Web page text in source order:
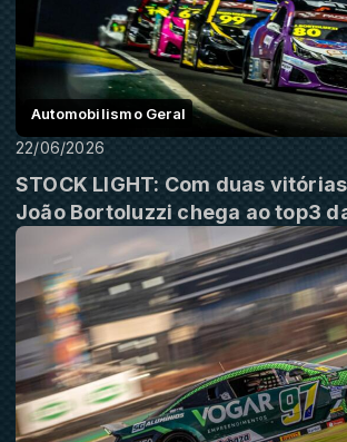
Automobilismo Geral
22/06/2026
STOCK LIGHT: Com duas
João Bortoluzzi chega ao top3